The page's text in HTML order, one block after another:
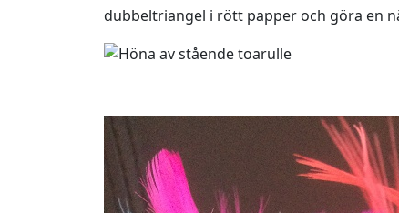
dubbeltriangel i rött papper och göra en